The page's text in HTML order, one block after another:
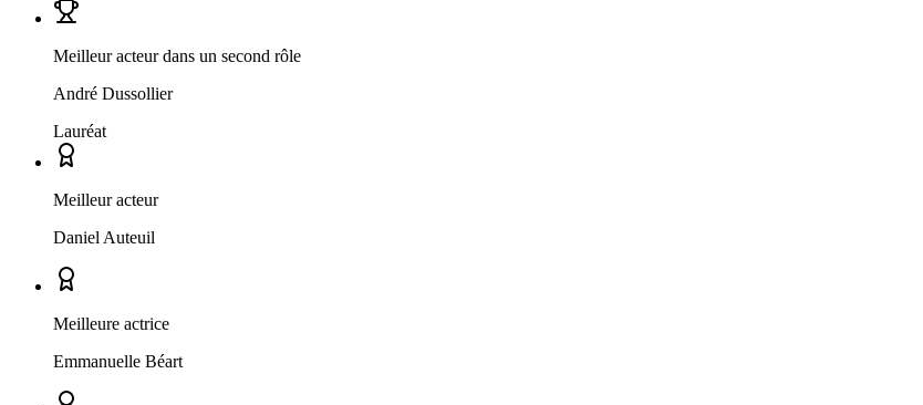
Meilleur acteur dans un second rôle
André Dussollier
Lauréat
Meilleur acteur
Daniel Auteuil
Meilleure actrice
Emmanuelle Béart